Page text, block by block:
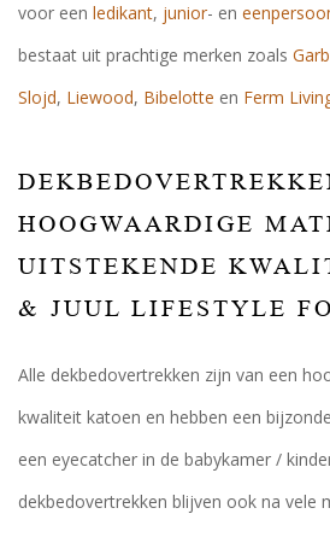
voor een ledikant, junior- en
bestaat uit prachtige merken zoals
Slojd, Liewood, Bibelotte en Ferm
HOOGWAARDIGE
UITSTEKENDE
& JUUL LIFESTYLE
Alle dekbedovertrekken zijn van een
kwaliteit katoen en hebben een
een eyecatcher in de babykamer /
dekbedovertrekken blijven ook na vele